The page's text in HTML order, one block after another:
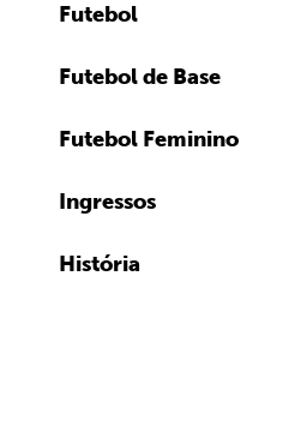
Futebol
Futebol de Base
Futebol Feminino
Ingressos
História